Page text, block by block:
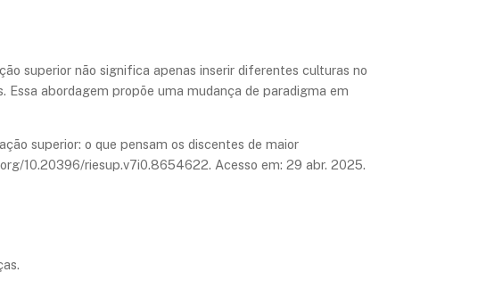
superior não significa apenas inserir diferentes culturas no
abordagem propõe uma mudança de paradigma em
superior: o que pensam os discentes de maior
10.20396/riesup.v7i0.8654622. Acesso em: 29 abr. 2025.